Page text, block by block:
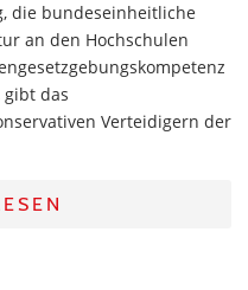
die bundeseinheitliche
an den Hochschulen
das
Verteidigern der